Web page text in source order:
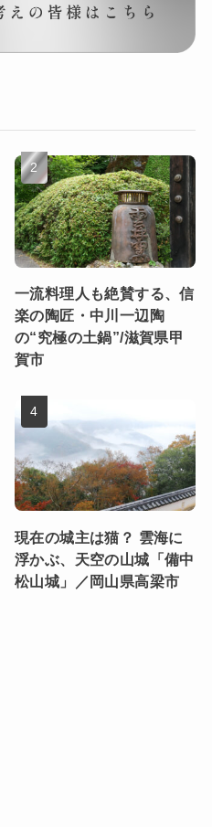
一流料理人も絶賛する、信
楽の陶匠・中川一辺陶
の“究極の土鍋”/滋賀県甲
賀市
現在の城主は猫？ 雲海に
浮かぶ、天空の山城「備中
松山城」／岡山県高梁市